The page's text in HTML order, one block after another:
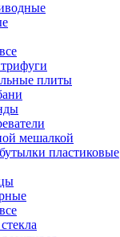
плиты
мешалкой
пластиковые